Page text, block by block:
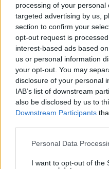
processing of your
targeted advertising by us,
section to confirm your
opt-out request is
interest-based ads based
us or personal information
your opt-out. You may
disclosure of your personal
IAB’s list of downstream
also be disclosed by us to
Downstream Participants
Please note that this
not limited to your visit or
Personal Data
I want to opt-out of the
Το πιο προηγμένο
παρέδωσε η Γερμανία
μήκος το «Drakon» των
πριν 24 λεπτά
Χατζηδάκης για Ράμφο:
του θα μείνει πάντα
Ο Λευτέρης Πανταζής
φωτογραφίζονται
πριν 32 λεπτά
ΔΕΙΤΕ ΟΛΕΣ ΤΙΣ